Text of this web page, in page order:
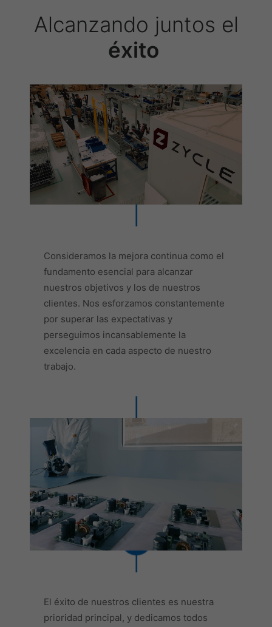
Alcanzando juntos el
éxito
Consideramos la mejora continua como el
fundamento esencial para alcanzar
nuestros objetivos y los de nuestros
clientes. Nos esforzamos constantemente
por superar las expectativas y
perseguimos incansablemente la
excelencia en cada aspecto de nuestro
trabajo.
El éxito de nuestros clientes es nuestra
prioridad principal, y dedicamos todos